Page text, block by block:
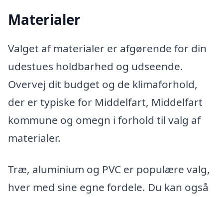
Materialer
Valget af materialer er afgørende for din
udestues holdbarhed og udseende.
Overvej dit budget og de klimaforhold,
der er typiske for Middelfart, Middelfart
kommune og omegn i forhold til valg af
materialer.
Træ, aluminium og PVC er populære valg,
hver med sine egne fordele. Du kan også